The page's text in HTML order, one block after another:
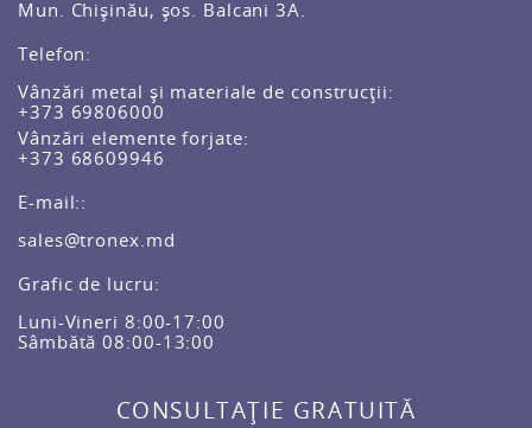
Mun. Chișinău, șos. Balcani 3A.
Telefon:
Vânzări metal și materiale de construcții:
+373 69806000
Vânzări elemente forjate:
+373 68609946
E-mail::
sales@tronex.md
Grafic de lucru:
Luni-Vineri 8:00-17:00
Sâmbătă 08:00-13:00
CONSULTAȚIE GRATUITĂ